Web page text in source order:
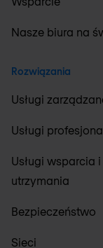
Nasze biura na
Rozwiązania
Usługi
Usługi
Usługi wsparcia i
utrzymania
Bezpieczeństwo
Sieci